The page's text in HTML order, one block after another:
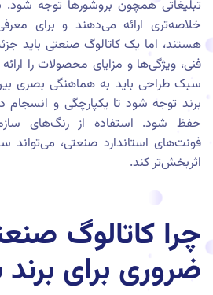
تبلیغاتی همچون بروشورها توجه شود.
خلاصه‌تری ارائه می‌دهند و برای
هستند، اما یک کاتالوگ صنعتی باید
فنی، ویژگی‌ها و مزایای محصولات را
سبک طراحی باید به هماهنگی بصری بین
برند توجه شود تا یکپارچگی و انسجام
حفظ شود. استفاده از رنگ‌های
فونت‌های استاندارد صنعتی، می‌تواند
اثربخش‌تر کند.
چرا کاتالوگ
ضروری برای